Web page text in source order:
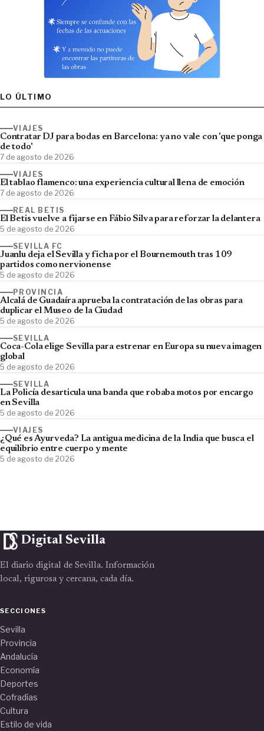
LO ÚLTIMO
VIAJES
Contratar DJ para bodas en Barcelona: ya no vale con 'que ponga
de todo'
7 de agosto de 2026
VIAJES
El tablao flamenco: una experiencia cultural llena de emoción
7 de agosto de 2026
REAL BETIS
El Betis vuelve a fijarse en Fábio Silva para reforzar la delantera
5 de agosto de 2026
SEVILLA FC
Juanlu deja el Sevilla y ficha por el Bournemouth tras 109
partidos como nervionense
5 de agosto de 2026
PROVINCIA
Alcalá de Guadaíra aprueba la contratación de las obras para
duplicar el Museo de la Ciudad
5 de agosto de 2026
SEVILLA
Coca-Cola elige Sevilla para estrenar en Europa su nueva imagen
global
5 de agosto de 2026
SEVILLA
La Policía desarticula una banda que robaba motos por encargo
en Sevilla
5 de agosto de 2026
VIAJES
¿Qué es Ayurveda? La antigua medicina de la India que busca el
equilibrio entre cuerpo y mente
5 de agosto de 2026
Digital Sevilla
El diario digital de Sevilla. Información
local, rigurosa y cercana, cada día.
SECCIONES
Sevilla
Provincia
Andalucía
Economía
Deportes
Cofradías
Cultura
Estilo de vida